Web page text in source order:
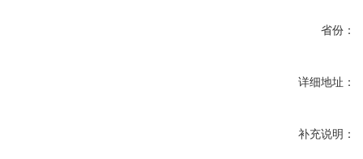
省份：
详细地址：
补充说明：